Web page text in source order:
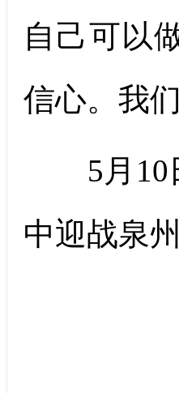
自己可以
信心。我
5月10日
中迎战泉